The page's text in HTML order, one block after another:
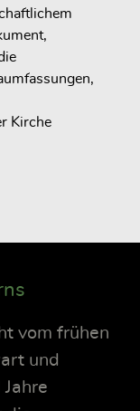
Kirche
Christoph Daniel
vom frühen
und